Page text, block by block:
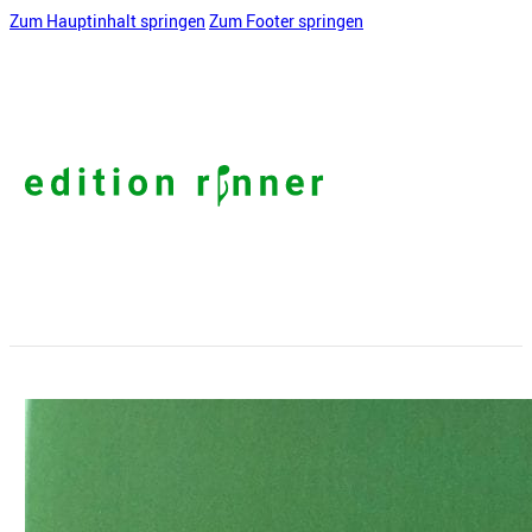
Zum Hauptinhalt springen Zum Footer springen